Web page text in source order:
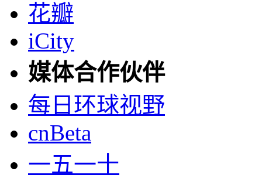
花瓣
iCity
媒体合作伙伴
每日环球视野
cnBeta
一五一十